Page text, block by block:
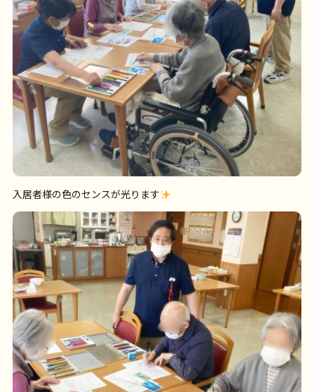
入居者様の色のセンスが光ります